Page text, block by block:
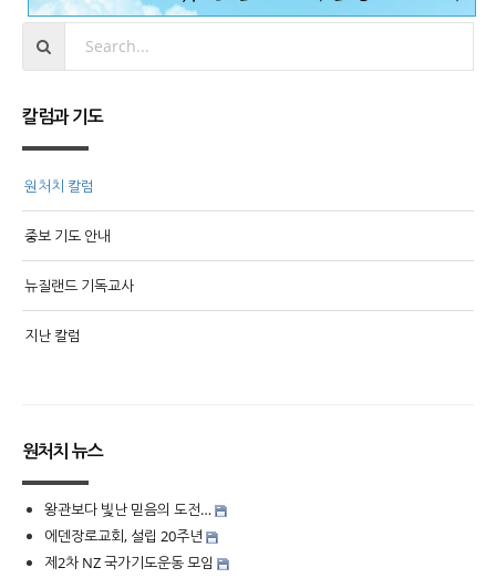
칼럼과 기도
원처치 칼럼
중보 기도 안내
뉴질랜드 기독교사
지난 칼럼
원처치 뉴스
왕관보다 빛난 믿음의 도전…
에덴장로교회, 설립 20주년
제2차 NZ 국가기도운동 모임